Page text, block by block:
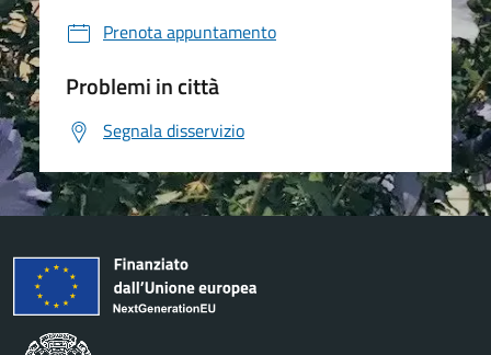
Prenota appuntamento
Problemi in città
Segnala disservizio